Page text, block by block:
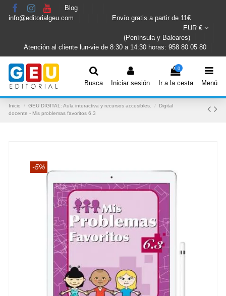
Blog
info@editorialgeu.com
Envío gratis a partir de 11€
EUR €
(Península y Baleares)
Atención al cliente lun-vie de 8:30 a 14:30 horas: 958 80 05 80
Busca Iniciar sesión
0
Ir a la cesta Menú
Inicio GEU DIGITAL: Aula interactiva y recursos accesibles.
Digital
docente - Mis problemas favoritos 6.3
-5%